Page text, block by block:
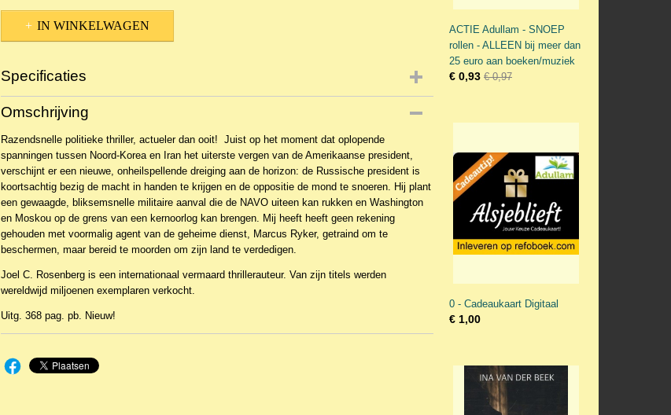
IN WINKELWAGEN
Specificaties
Productcode
EAN code
Omschrijving
Razendsnelle politieke thriller, actueler dan ooit! Juist op het moment dat oplopende
spanningen tussen Noord-Korea en Iran het uiterste vergen van de Amerikaanse president,
verschijnt er een nieuwe, onheilspellende dreiging aan de horizon: de Russische president is
koortsachtig bezig de macht in handen te krijgen en de oppositie de mond te snoeren. Hij plant
een gewaagde, bliksemsnelle militaire aanval die de NAVO uiteen kan rukken en Washington
en Moskou op de grens van een kernoorlog kan brengen. Mij heeft heeft geen rekening
gehouden met voormalig agent van de geheime dienst, Marcus Ryker, getraind om te
beschermen, maar bereid te moorden om zijn land te verdedigen.
Joel C. Rosenberg is een internationaal vermaard thrillerauteur. Van zijn titels werden
wereldwijd miljoenen exemplaren verkocht.
Uitg. 368 pag. pb. Nieuw!
ACTIE Adullam - SNOEP
rollen - ALLEEN bij meer dan
25 euro aan boeken/muziek
€ 0,93 € 0,97
0 - Cadeaukaart Digitaal
€ 1,00